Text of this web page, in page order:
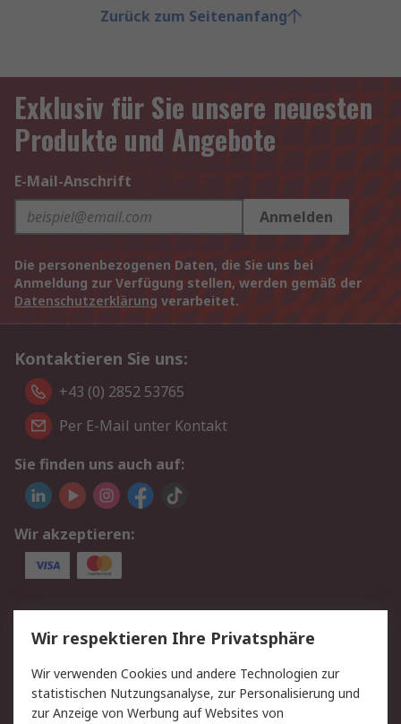
Zurück zum Seitenanfang
Exklusiv für Sie unsere neuesten
Produkte und Angebote
E-Mail-Anschrift
Anmelden
Die personenbezogenen Daten, die Sie uns bei
Anmeldung zur Verfügung stellen, werden gemäß der
Datenschutzerklärung verarbeitet.
Kontaktieren Sie uns:
+43 (0) 2852 53765
Per E-Mail unter Kontakt
Sie finden uns auch auf:
Wir akzeptieren:
Service
Value Added Services
Lieferlösungen
Rücksendung/Entsorgung Kontakt
Hilfe
Wir respektieren Ihre Privatsphäre
Wir verwenden Cookies und andere Technologien zur
statistischen Nutzungsanalyse, zur Personalisierung und
zur Anzeige von Werbung auf Websites von